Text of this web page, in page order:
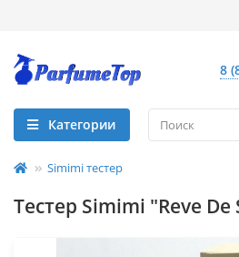
8
Категории
Simimi тестер
Тестер Simimi "Reve De